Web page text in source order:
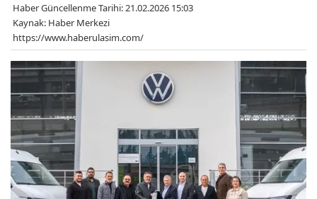
Haber Güncellenme Tarihi: 21.02.2026 15:03
Kaynak: Haber Merkezi
https://www.haberulasim.com/